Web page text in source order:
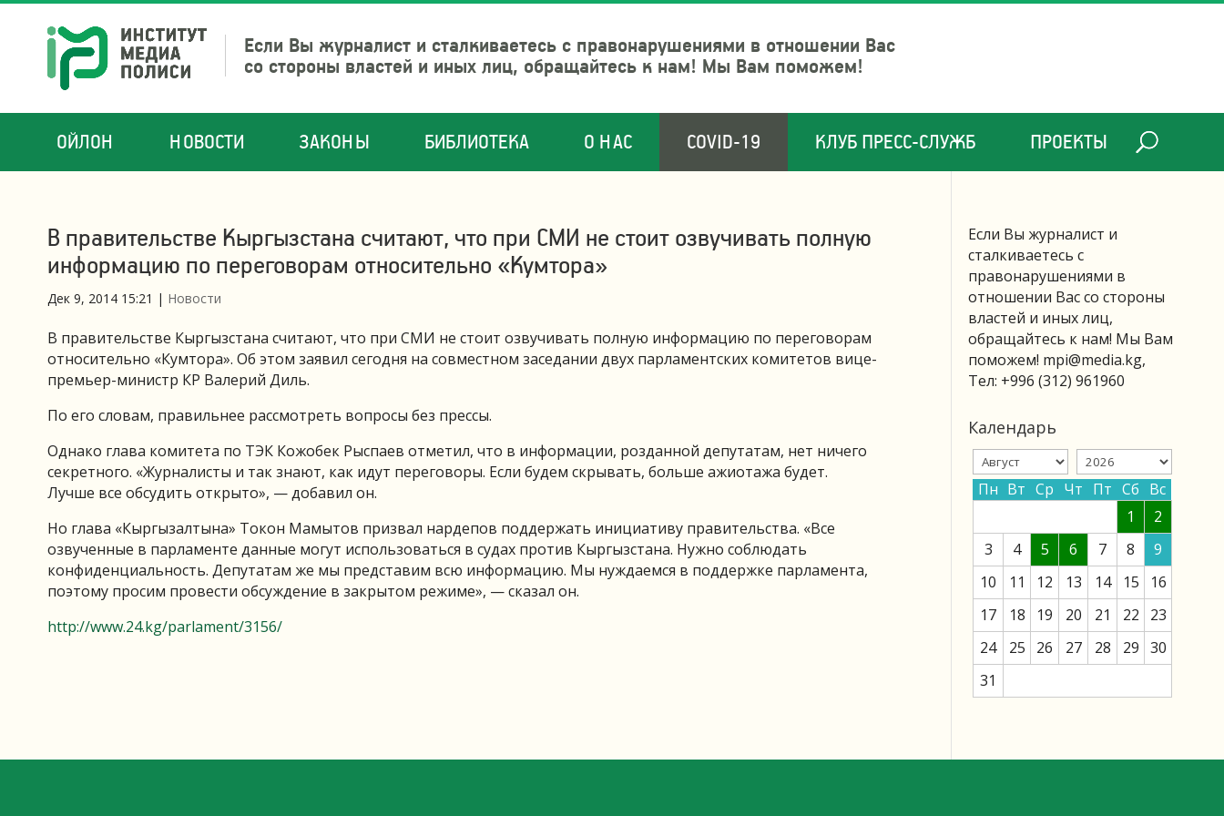
Если Вы журналист и сталкиваетесь с правонарушениями в отношении Вас
со стороны властей и иных лиц, обращайтесь к нам! Мы Вам поможем!
ОЙЛОН НОВОСТИ ЗАКОНЫ БИБЛИОТЕКА О НАС COVID-19 КЛУБ ПРЕСС-СЛУЖБ ПРОЕКТЫ
В правительстве Кыргызстана считают, что при СМИ не стоит озвучивать полную
информацию по переговорам относительно «Кумтора»
Дек 9, 2014 15:21 | Новости
В правительстве Кыргызстана считают, что при СМИ не стоит озвучивать полную информацию по переговорам
относительно «Кумтора». Об этом заявил сегодня на совместном заседании двух парламентских комитетов вице-
премьер-министр КР Валерий Диль.
По его словам, правильнее рассмотреть вопросы без прессы.
Однако глава комитета по ТЭК Кожобек Рыспаев отметил, что в информации, розданной депутатам, нет ничего
секретного. «Журналисты и так знают, как идут переговоры. Если будем скрывать, больше ажиотажа будет.
Лучше все обсудить открыто», — добавил он.
Но глава «Кыргызалтына» Токон Мамытов призвал нардепов поддержать инициативу правительства. «Все
озвученные в парламенте данные могут использоваться в судах против Кыргызстана. Нужно соблюдать
конфиденциальность. Депутатам же мы представим всю информацию. Мы нуждаемся в поддержке парламента,
поэтому просим провести обсуждение в закрытом режиме», — сказал он.
http://www.24.kg/parlament/3156/
Если Вы журналист и
сталкиваетесь с
правонарушениями в
отношении Вас со стороны
властей и иных лиц,
обращайтесь к нам! Мы Вам
поможем! mpi@media.kg,
Тел: +996 (312) 961960
Календарь
Пн Вт Ср Чт Пт Сб Вс
1
2
3
4 5 6 7 8
9
10
11 12 13 14 15
16
17
18 19 20 21 22
23
24
25 26 27 28 29 30
31